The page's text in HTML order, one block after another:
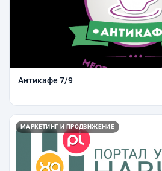
Антикафе 7/9
МАРКЕТИНГ И ПРОДВИЖЕНИЕ